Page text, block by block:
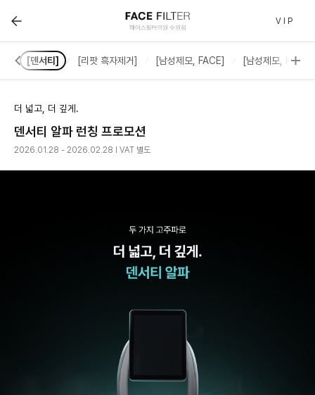
[덴서티] :: 페이스필터 수원점 | 호매실 수원 피부과(진료
V I P
[덴서티] [리팟 흑자제거] [남성제모, FACE] [남성제모,
더 넓고, 더 깊게.
덴서티 알파 런칭 프로모션
2026.01.28 - 2026.02.28 l VAT 별도